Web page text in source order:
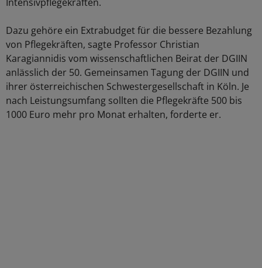
Dazu gehöre ein Extrabudget für die bessere Bezahlung
von Pflegekräften, sagte Professor Christian
Karagiannidis vom wissenschaftlichen Beirat der DGIIN
anlässlich der 50. Gemeinsamen Tagung der DGIIN und
ihrer österreichischen Schwestergesellschaft in Köln. Je
nach Leistungsumfang sollten die Pflegekräfte 500 bis
1000 Euro mehr pro Monat erhalten, forderte er.